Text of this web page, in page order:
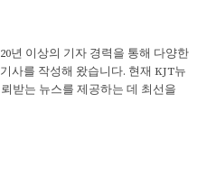
년 이상의 기자 경력을 통해 다양한
사를 작성해 왔습니다. 현재 KJT뉴
받는 뉴스를 제공하는 데 최선을